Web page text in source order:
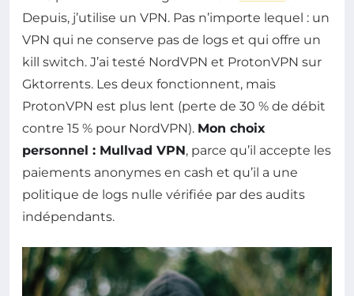
Depuis, j’utilise un VPN. Pas n’importe lequel : un
VPN qui ne conserve pas de logs et qui offre un
kill switch. J’ai testé NordVPN et ProtonVPN sur
Gktorrents. Les deux fonctionnent, mais
ProtonVPN est plus lent (perte de 30 % de débit
contre 15 % pour NordVPN). Mon choix
personnel : Mullvad VPN, parce qu’il accepte les
paiements anonymes en cash et qu’il a une
politique de logs nulle vérifiée par des audits
indépendants.